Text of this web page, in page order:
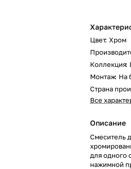
Цвет: Хром
Коллекция:
Монтаж: На
Страна
Все
Описание
Смеситель
для одного
нажимной